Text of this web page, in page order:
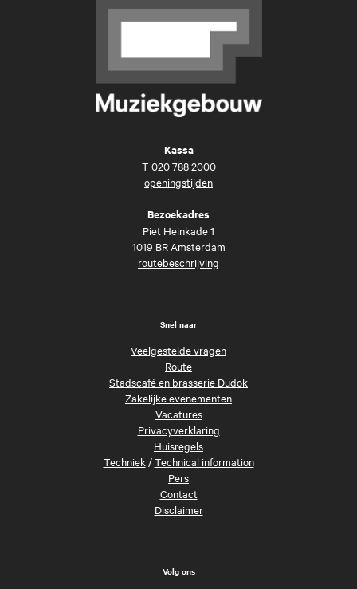
Kassa
T 020 788 2000
openingstijden
Bezoekadres
Piet Heinkade 1
1019 BR Amsterdam
routebeschrijving
Snel naar
Veelgestelde vragen
Route
Stadscafé en brasserie Dudok
Zakelijke evenementen
Vacatures
Privacyverklaring
Huisregels
Techniek/Technical information
Pers
Contact
Disclaimer
Volg ons